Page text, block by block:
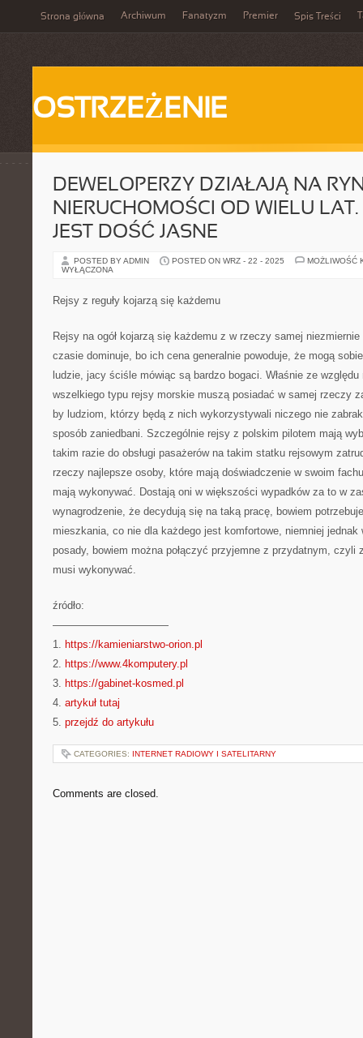
Strona główna Archiwum Fanatyzm Premier Spis Treści
OSTRZEŻENIE
DEWELOPERZY DZIAŁAJĄ NA
NIERUCHOMOŚCI OD WIELU
JEST DOŚĆ JASNE
POSTED BY ADMIN POSTED ON WRZ - 22 - 2025
MOŻLIWOŚĆ
WYŁĄCZONA
Rejsy z reguły kojarzą się każdemu
Rejsy na ogół kojarzą się każdemu z w rzeczy samej
czasie dominuje, bo ich cena generalnie powoduje, że mogą
ludzie, jacy ściśle mówiąc są bardzo bogaci. Właśnie ze
wszelkiego typu rejsy morskie muszą posiadać w samej rzeczy
by ludziom, którzy będą z nich wykorzystywali niczego nie
sposób zaniedbani. Szczególnie rejsy z polskim pilotem mają
takim razie do obsługi pasażerów na takim statku rejsowym
rzeczy najlepsze osoby, które mają doświadczenie w swoim
mają wykonywać. Dostają oni w większości wypadków za to w
wynagrodzenie, że decydują się na taką pracę, bowiem
mieszkania, co nie dla każdego jest komfortowe, niemniej
posady, bowiem można połączyć przyjemne z przydatnym, czyli
musi wykonywać.
źródło:
———————————
1. https://kamieniarstwo-orion.pl
2. https://www.4komputery.pl
3. https://gabinet-kosmed.pl
4. artykuł tutaj
5. przejdź do artykułu
CATEGORIES: INTERNET RADIOWY I SATELITARNY
Comments are closed.